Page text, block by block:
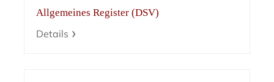
Allgemeines Register (DSV)
Details